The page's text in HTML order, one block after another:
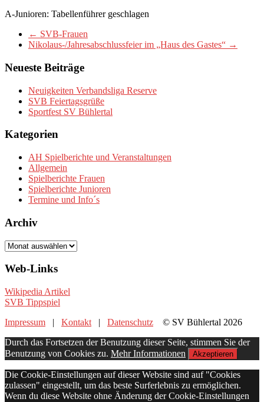
A-Junioren: Tabellenführer geschlagen
← SVB-Frauen
Nikolaus-/Jahresabschlussfeier im „Haus des Gastes“ →
Neueste Beiträge
Neuigkeiten Verbandsliga Reserve
SVB Feiertagsgrüße
Sportfest SV Bühlertal
Kategorien
AH Spielberichte und Veranstaltungen
Allgemein
Spielberichte Frauen
Spielberichte Junioren
Termine und Info´s
Archiv
Archiv
Web-Links
Wikipedia Artikel
SVB Tippspiel
Impressum | Kontakt | Datenschutz © SV Bühlertal 2026
Durch das Fortsetzen der Benutzung dieser Seite, stimmen Sie der
Benutzung von Cookies zu. Mehr Informationen Akzeptieren
Die Cookie-Einstellungen auf dieser Website sind auf "Cookies
zulassen" eingestellt, um das beste Surferlebnis zu ermöglichen.
Wenn du diese Website ohne Änderung der Cookie-Einstellungen